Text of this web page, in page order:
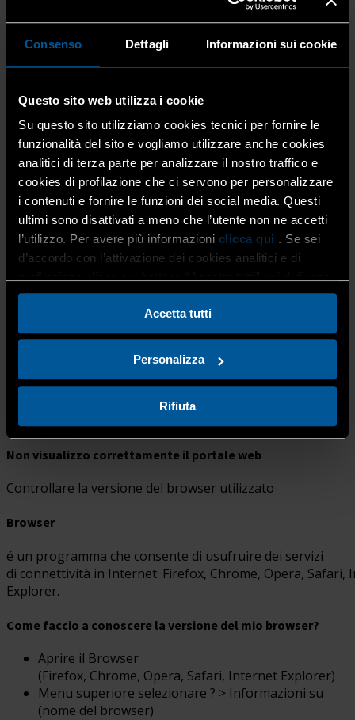
Consenso Dettagli Informazioni sui cookie
Questo sito web utilizza i cookie
Su questo sito utilizziamo cookies tecnici per fornire le
funzionalità del sito e vogliamo utilizzare anche cookies
analitici di terza parte per analizzare il nostro traffico e
cookies di profilazione che ci servono per personalizzare
i contenuti e fornire le funzioni dei social media. Questi
ultimi sono disattivati a meno che l’utente non ne accetti
l’utilizzo. Per avere più informazioni clicca qui . Se sei
d’accordo con l’attivazione dei cookies analitici e di
Accetta tutti
Personalizza
Rifiuta
Calendario corsi
Scadenze
Photo Gallery
News
News
Attualità
Dati statistici
Riviste per i soci
Pubblicazioni e media
Bacheca Annunci
Domande frequenti
Home
Domande frequenti
In questa sezione troverai le domande frequenti che
potranno aiutarti a navigare sul nuovo sito di
Confartigianato Imprese Bergamo.
Non visualizzo correttamente il portale web
Controllare la versione del browser utilizzato
Browser
é un programma che consente di usufruire dei servizi
di connettività in Internet: Firefox, Chrome, Opera, Safari,
Explorer.
Come faccio a conoscere la versione del mio browser?
Aprire il Browser
(Firefox, Chrome, Opera, Safari, Internet Explorer)
Menu superiore selezionare ? > Informazioni su
(nome del browser)